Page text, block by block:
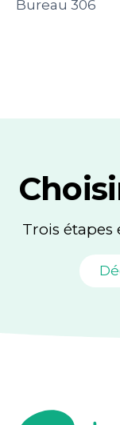
Bureau 306
Trois étapes